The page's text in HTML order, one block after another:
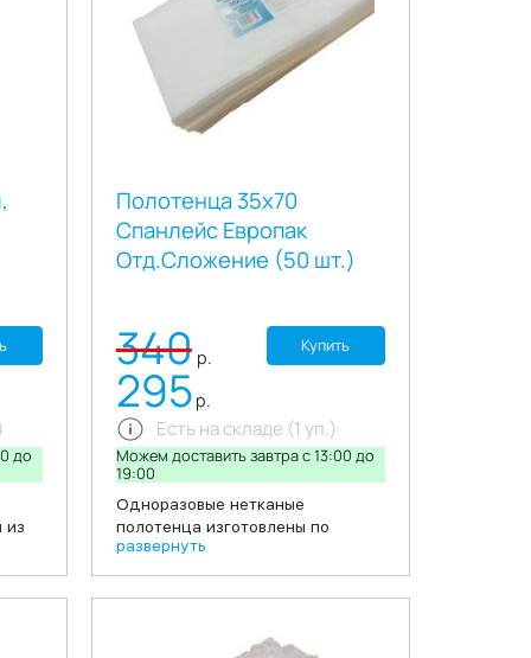
из
для
до
Полотенца 35х70
Спанлейс Европак
Отд.Сложение (50 шт.)
340 р.
295 р.
Купить
Одноразовые нетканые
полотенца изготовлены по
технологии спанлейс. по
структуре, безворсовые
полотенца, обеспечивают
обеспечивает комфортность
развернуть
Есть на складе (1 уп.)
Можем доставить завтра c 13:00 до
19:00